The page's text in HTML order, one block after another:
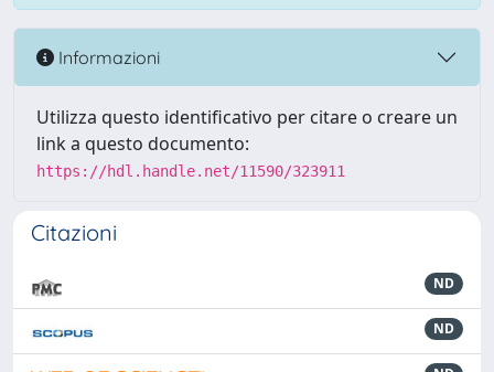
Informazioni
Utilizza questo identificativo per citare o creare un
link a questo documento:
https://hdl.handle.net/11590/323911
Citazioni
ND
ND